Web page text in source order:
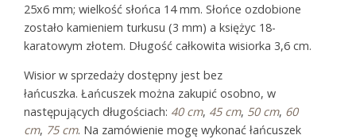
25x6 mm; wielkość słońca 14 mm. Słońce ozdobione
zostało kamieniem turkusu (3 mm) a księżyc 18-
karatowym złotem. Długość całkowita wisiorka 3,6 cm.
Wisior w sprzedaży dostępny jest bez
łańcuszka. Łańcuszek można zakupić osobno, w
następujących długościach: 40 cm, 45 cm, 50 cm, 60
cm, 75 cm. Na zamówienie mogę wykonać łańcuszek